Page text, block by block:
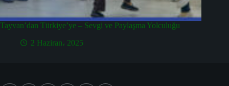
Tayvan’dan Türkiye’ye – Sevgi ve Paylaşma Yolculuğu
2 Haziran، 2025